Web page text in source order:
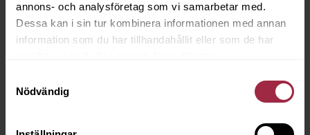
annons- och analysföretag som vi samarbetar med.
Dessa kan i sin tur kombinera informationen med annan
information som du har tillhandahållit eller som de har
Nödvändig